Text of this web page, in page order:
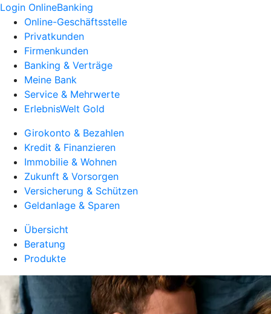
Login OnlineBanking
Online-Geschäftsstelle
Privatkunden
Firmenkunden
Banking & Verträge
Meine Bank
Service & Mehrwerte
ErlebnisWelt Gold
Girokonto & Bezahlen
Kredit & Finanzieren
Immobilie & Wohnen
Zukunft & Vorsorgen
Versicherung & Schützen
Geldanlage & Sparen
Übersicht
Beratung
Produkte